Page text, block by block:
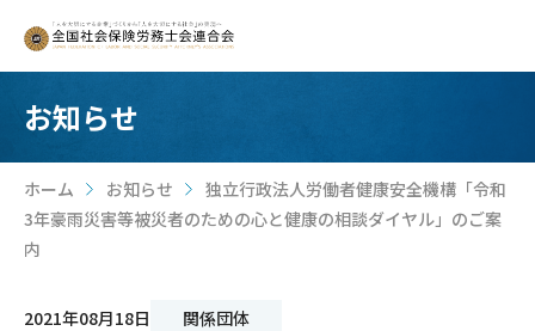
お知らせ
ホーム >
お知らせ >
独立行政法人労働者健康安全機構「令和
3年豪雨災害等被災者のための心と健康の相談ダイヤル」のご案
内
2021年08月18日 関係団体